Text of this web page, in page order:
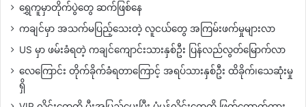
ကတော့ အမျိုးသားတွေ အများဆုံး
ရေးအသင်းတွေက ဆိုပါတယ်။
By – Hope
ရွှေကူမှာတိုက်ပွဲတွေ ဆက်ဖြစ်နေ
ကချင်မှာ အသက်မပြည့်သေးတဲ့ လူငယ်တွေ အကြမ်းဖက်မှုများလာ
US မှာ ဖမ်းခံရတဲ့ ကချင်ကျောင်းသားနှစ်ဦး ပြန်လည်လွတ်မြောက်လာ
လေကြောင်း တိုက်ခိုက်ခံရတာကြောင့် အရပ်သားနှစ်ဦး ထိခိုက်၊သေဆုံးမှု
ရှိ